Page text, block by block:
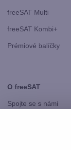
freeSAT Multi
freeSAT Kombi+
Prémiové balíčky
O freeSAT
Spojte se s námi